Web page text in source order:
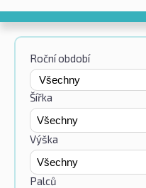
Roční období
Šířka
Výška
Palců